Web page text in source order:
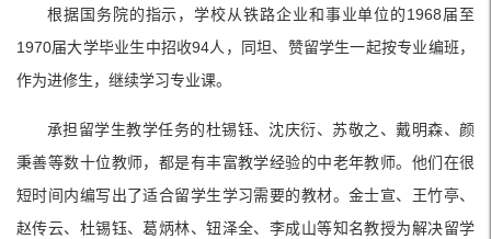
根据国务院的指示，学校从铁路企业和事业单位的1968届至
1970届大学毕业生中招收94人，同坦、赞留学生一起按专业编班，
作为进修生，继续学习专业课。
承担留学生教学任务的杜锡钰、沈庆衍、苏敬之、戴明森、颜
秉善等数十位教师，都是有丰富教学经验的中老年教师。他们在很
短时间内编写出了适合留学生学习需要的教材。金士宣、王竹亭、
赵传云、杜锡钰、葛炳林、钮泽全、李成山等知名教授为解决留学